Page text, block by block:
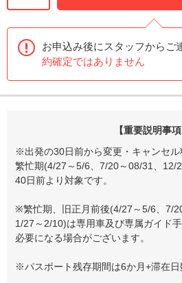
お申込み後にスタッフからご
約確定ではありません
【重要説明事項
※出発の30日前から変更・キャンセル
繁忙期(4/27～5/6、7/20～08/31、12/
40日前より対象です。
※繁忙期、旧正月前後(4/27～5/6、7/
1/27～2/10)は専用車及び専属ガイド
必要になる場合がございます。
※パスポート残存期間は6か月+滞在日